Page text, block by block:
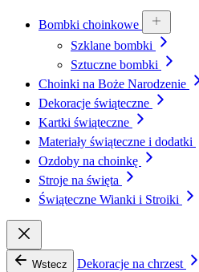
Bombki choinkowe
Szklane bombki
Sztuczne bombki
Choinki na Boże Narodzenie
Dekoracje świąteczne
Kartki świąteczne
Materiały świąteczne i dodatki
Ozdoby na choinkę
Stroje na święta
Świąteczne Wianki i Stroiki
Wstecz Dekoracje na chrzest